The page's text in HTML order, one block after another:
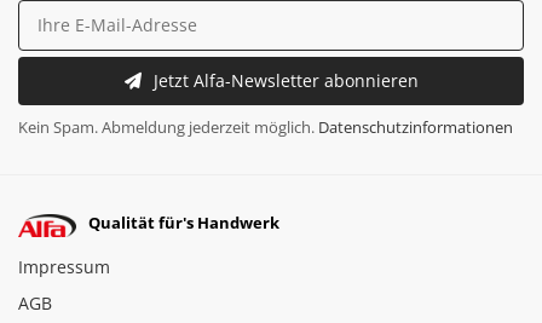
Jetzt Alfa-Newsletter abonnieren
Kein Spam. Abmeldung jederzeit möglich. Datenschutzinformationen
Qualität für's Handwerk
Impressum
AGB